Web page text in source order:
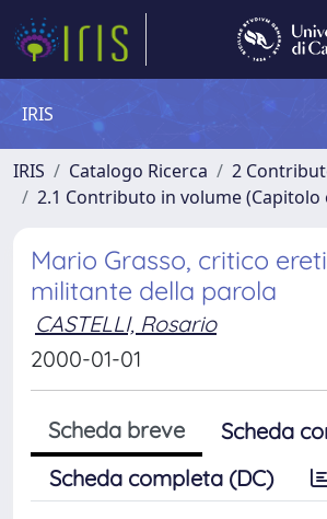
IRIS
IRIS Catalogo Ricerca
2
2.1 Contributo in volume (Capitolo
Mario Grasso, critico
militante della parola
CASTELLI, Rosario
2000-01-01
Scheda breve
Scheda
Scheda completa (DC)